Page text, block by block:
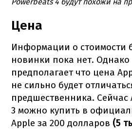
Powerbeats 4 будут похожи на
Цена
Информации о стоимости
новинки пока нет. Однако
предполагает что цена
не сильно будет
предшественника. Сейчас
3 можно купить в
Apple за 200 долларов (5